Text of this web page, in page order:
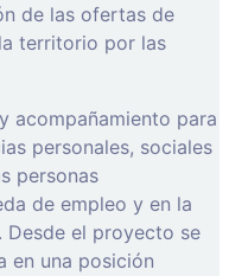
de las ofertas de
territorio por las
acompañamiento para
personales, sociales
personas
de empleo y en la
Desde el proyecto se
en una posición